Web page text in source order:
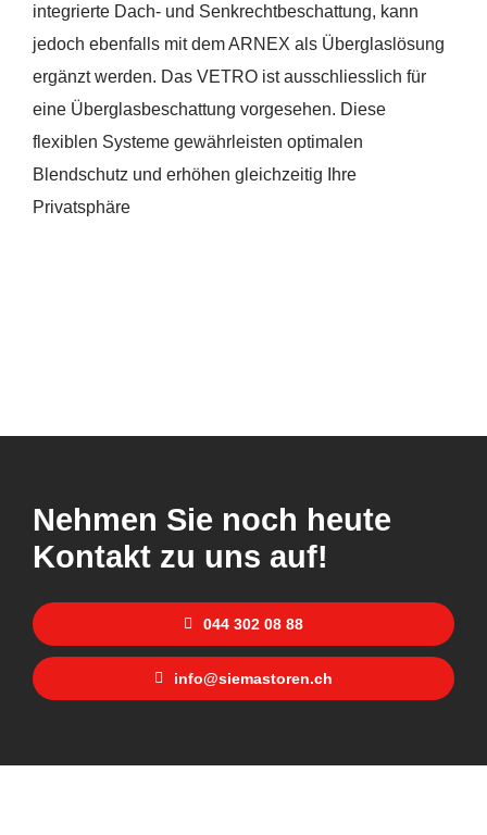
Smart Home
integrierte Dach- und Senkrechtbeschattung, kann
jedoch ebenfalls mit dem ARNEX als Überglaslösung
ergänzt werden. Das VETRO ist ausschliesslich für
eine Überglasbeschattung vorgesehen. Diese
flexiblen Systeme gewährleisten optimalen
Blendschutz und erhöhen gleichzeitig Ihre
Privatsphäre
Nehmen Sie noch heute
Kontakt zu uns auf!
044 302 08 88
info@siemastoren.ch